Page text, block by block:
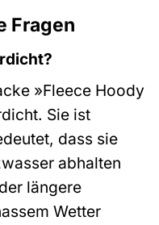
Fragen
»Fleece Hoody
Sie ist
dass sie
abhalten
längere
Wetter